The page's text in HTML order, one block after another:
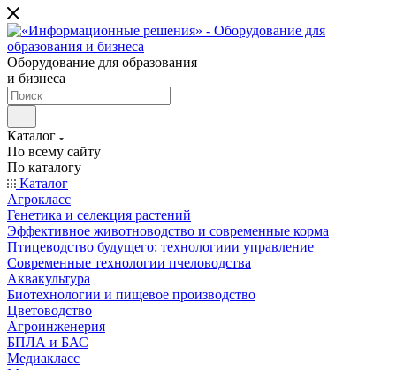
Оборудование для образования
и бизнеса
Каталог
По всему сайту
По каталогу
Каталог
Агрокласс
Генетика и селекция растений
Эффективное животноводство и современные корма
Птицеводство будущего: технологиии управление
Современные технологии пчеловодства
Аквакультура
Биотехнологии и пищевое производство
Цветоводство
Агроинженерия
БПЛА и БАС
Медиакласс